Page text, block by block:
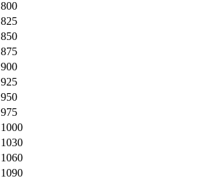
800
825
850
875
900
925
950
975
1000
1030
1060
1090